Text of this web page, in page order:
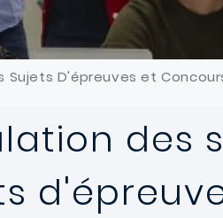
Sujets D'épreuves et
des